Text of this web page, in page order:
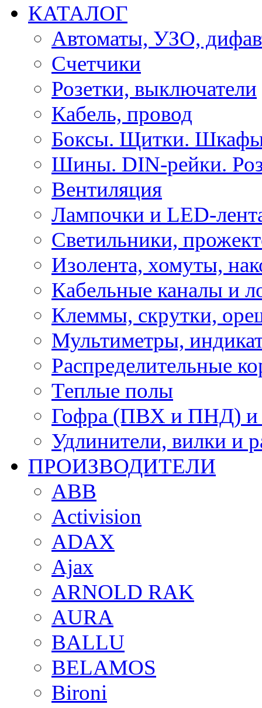
КАТАЛОГ
Автоматы, УЗО,
Счетчики
Розетки, выключатели
Кабель, провод
Боксы. Щитки.
Шины. DIN-рейки.
Вентиляция
Лампочки и LED-
Светильники,
Изолента, хомуты,
Кабельные каналы и
Клеммы, скрутки,
Мультиметры,
Распределительные
Теплые полы
Гофра (ПВХ и ПНД) и
Удлинители, вилки и
ПРОИЗВОДИТЕЛИ
ABB
Activision
ADAX
Ajax
ARNOLD RAK
AURA
BALLU
BELAMOS
Bironi